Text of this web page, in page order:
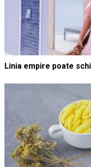
Linia empire poate